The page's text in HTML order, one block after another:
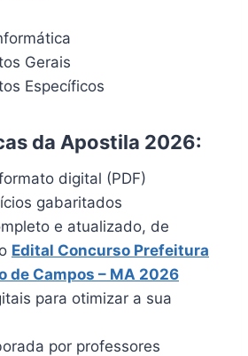
Gerais
Específicos
da Apostila 2026:
digital (PDF)
gabaritados
e atualizado, de
Edital Concurso Prefeitura
de Campos – MA 2026
para otimizar a sua
por professores